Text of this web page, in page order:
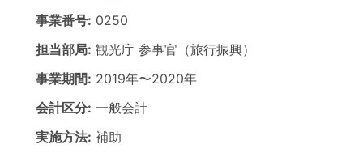
事業番号: 0250
担当部局: 観光庁 参事官（旅行振興）
事業期間: 2019年〜2020年
会計区分: 一般会計
実施方法: 補助